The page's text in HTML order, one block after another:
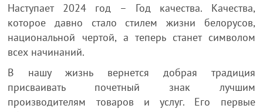
Наступает 2024 год – Год качества. Качества,
которое давно стало стилем жизни белорусов,
национальной чертой, а теперь станет символом
всех начинаний.
В нашу жизнь вернется добрая традиция
присваивать почетный знак лучшим
производителям товаров и услуг. Его первые